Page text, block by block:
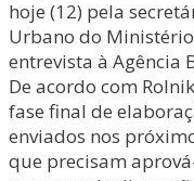
hoje (12) pela
Urbano do
entrevista à Agência
De acordo com
fase final de
enviados nos
que precisam